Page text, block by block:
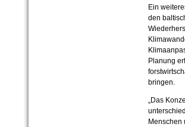
Ein
den
Planung
bringen.
„Das
Menschen